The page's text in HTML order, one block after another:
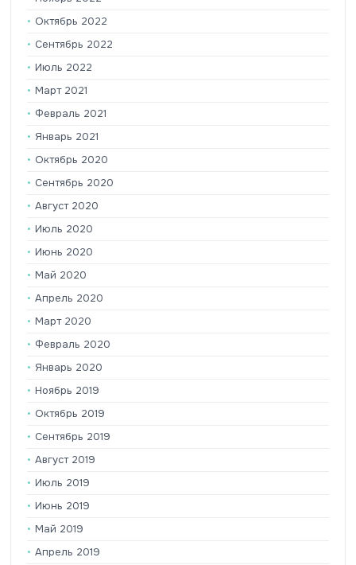
Октябрь 2022
Сентябрь 2022
Июль 2022
Март 2021
Февраль 2021
Январь 2021
Октябрь 2020
Сентябрь 2020
Август 2020
Июль 2020
Июнь 2020
Май 2020
Апрель 2020
Март 2020
Февраль 2020
Январь 2020
Ноябрь 2019
Октябрь 2019
Сентябрь 2019
Август 2019
Июль 2019
Июнь 2019
Май 2019
Апрель 2019